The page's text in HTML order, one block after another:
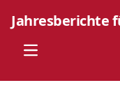
Jahresberichte
Open main menu